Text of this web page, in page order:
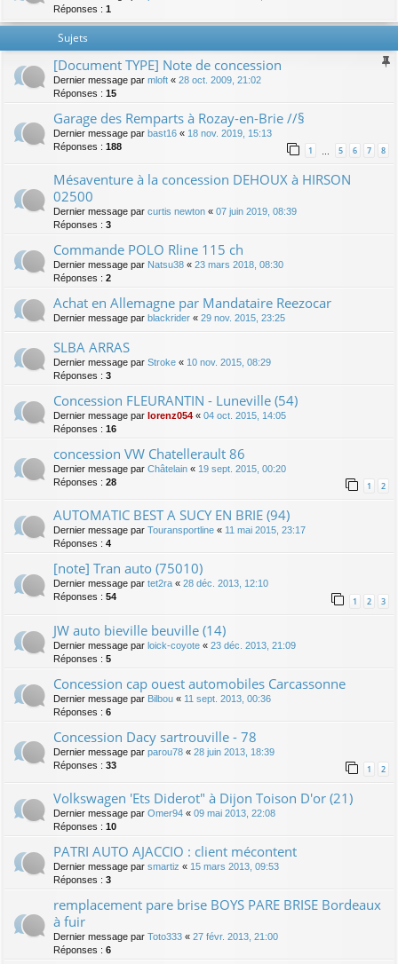
Réponses : 1
Sujets
[Document TYPE] Note de concession
Dernier message par mloft « 28 oct. 2009, 21:02
Réponses : 15
Garage des Remparts à Rozay-en-Brie //§
Dernier message par bast16 « 18 nov. 2019, 15:13
Réponses : 188 1 … 5 6 7 8
Mésaventure à la concession DEHOUX à HIRSON
02500
Dernier message par curtis newton « 07 juin 2019, 08:39
Réponses : 3
Commande POLO Rline 115 ch
Dernier message par Natsu38 « 23 mars 2018, 08:30
Réponses : 2
Achat en Allemagne par Mandataire Reezocar
Dernier message par blackrider « 29 nov. 2015, 23:25
SLBA ARRAS
Dernier message par Stroke « 10 nov. 2015, 08:29
Réponses : 3
Concession FLEURANTIN - Luneville (54)
Dernier message par lorenz054 « 04 oct. 2015, 14:05
Réponses : 16
concession VW Chatellerault 86
Dernier message par Châtelain « 19 sept. 2015, 00:20
Réponses : 28 1 2
AUTOMATIC BEST A SUCY EN BRIE (94)
Dernier message par Touransportline « 11 mai 2015, 23:17
Réponses : 4
[note] Tran auto (75010)
Dernier message par tet2ra « 28 déc. 2013, 12:10
Réponses : 54 1 2 3
JW auto bieville beuville (14)
Dernier message par loick-coyote « 23 déc. 2013, 21:09
Réponses : 5
Concession cap ouest automobiles Carcassonne
Dernier message par Bilbou « 11 sept. 2013, 00:36
Réponses : 6
Concession Dacy sartrouville - 78
Dernier message par parou78 « 28 juin 2013, 18:39
Réponses : 33 1 2
Volkswagen 'Ets Diderot" à Dijon Toison D'or (21)
Dernier message par Omer94 « 09 mai 2013, 22:08
Réponses : 10
PATRI AUTO AJACCIO : client mécontent
Dernier message par smartiz « 15 mars 2013, 09:53
Réponses : 3
remplacement pare brise BOYS PARE BRISE Bordeaux
à fuir
Dernier message par Toto333 « 27 févr. 2013, 21:00
Réponses : 6